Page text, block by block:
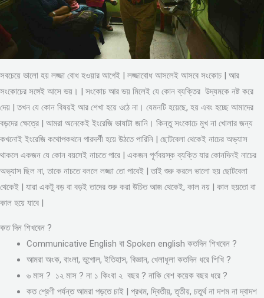
সবচেয়ে ভালো হয় লজ্জা বোধ হওয়ার আগেই | লজ্জাবোধ আসলেই আসবে সংকোচ | আর
সংকোচের সঙ্গেই আসে ভয়। | সংকোচ আর ভয় মিলেই যে কোন ব্যক্তির উদ্যমকে নষ্ট করে
দেয় | তখন যে কোন বিষয়ই আর শেখা হয়ে ওঠে না। যেমনটি হয়েছে, হয় এবং হচ্ছে আমাদের
বড়দের ক্ষেত্রে | আমরা অনেকেই ইংরেজি ভাষাটা জানি। কিন্তু সংকোচে মুখ না খোলার জন্য
কখনোই ইংরেজি কথোপকথনে পারদর্শী হয়ে উঠতে পারিনি | ছোটবেলা থেকেই নাচের অভ্যাস
থাকলে একজন যে কোন বয়সেই নাচতে পারে | একজন পূর্ণবয়স্ক ব্যক্তি যার কোনদিনই নাচের
অভ্যাস ছিল না, তাকে নাচতে বললে লজ্জা তো পাবেই | তাই শুরু করলে ভালো হয় ছোটবেলা
থেকেই | যারা একটু বড় বা বড়ই তাদের শুরু করা উচিত আজ থেকেই, কাল নয় | কাল হয়তো বা
কাল হয়ে যাবে |
কত দিন শিখবেন ?
Communicative English বা Spoken english কতদিন শিখবেন ?
আমরা অংক, বাংলা, ভূগোল, ইতিহাস, বিজ্ঞান, খেলাধূলা কতদিন ধরে শিখি ?
৬ মাস ? ১২ মাস ? না ১ কিংবা ২ বছর ? নাকি বেশ কয়েক বছর ধরে ?
কত শ্রেণী পর্যন্ত আমরা পড়তে চাই | প্রথম, দ্বিতীয়, তৃতীয়, চতুর্থ না দশম না দ্বাদশ